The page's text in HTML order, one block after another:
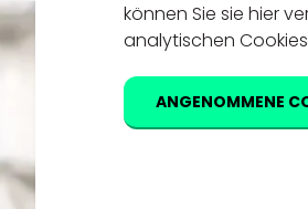
können Sie sie hier
analytischen
ANGENOMMENE